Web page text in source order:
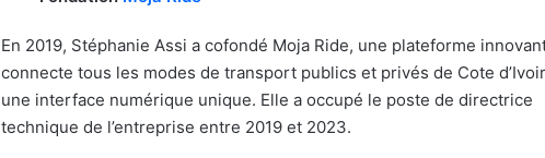
En 2019, Stéphanie Assi a cofondé Moja Ride, une plateforme
connecte tous les modes de transport publics et privés de Cote
une interface numérique unique. Elle a occupé le poste de directrice
technique de l’entreprise entre 2019 et 2023.